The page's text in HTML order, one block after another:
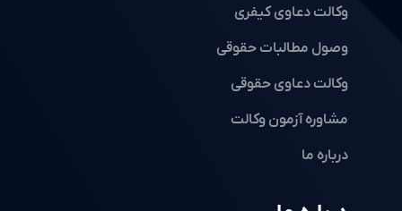
وکالت دعاوی کیفری
وصول مطالبات حقوقی
وکالت دعاوی حقوقی
مشاوره آزمون وکالت
درباره ما